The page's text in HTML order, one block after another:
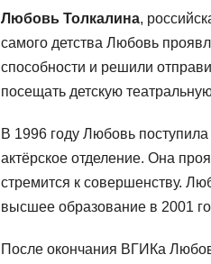
Любовь Толкалина,
самого детства Любовь
способности и решили
посещать детскую
В 1996 году Любовь
актёрское отделение. Она
стремится к совершенству.
высшее образование в 2001
После окончания ВГИКа